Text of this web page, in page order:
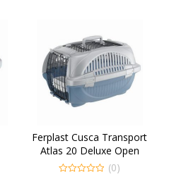
Ferplast Cusca Transport
Atlas 20 Deluxe Open
(0)